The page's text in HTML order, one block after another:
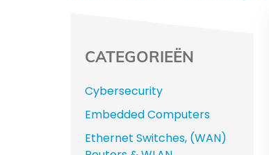
CATEGORIEËN
Cybersecurity
Embedded Computers
Ethernet Switches, (WAN)